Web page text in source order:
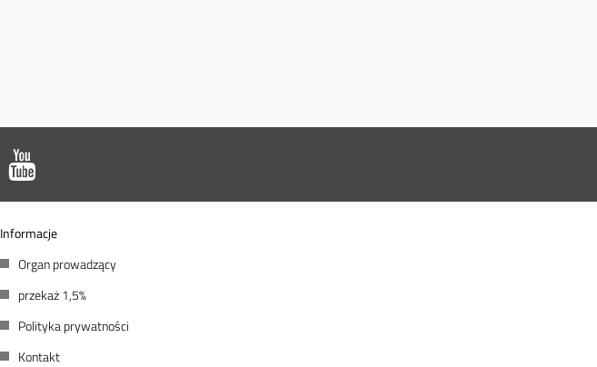
Informacje
Organ prowadzący
przekaż 1,5%
Polityka prywatności
Kontakt